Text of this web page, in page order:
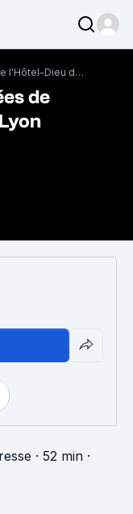
Les faces cachées de l'Hôtel-Dieu de Lyon
de
· 52 min ·